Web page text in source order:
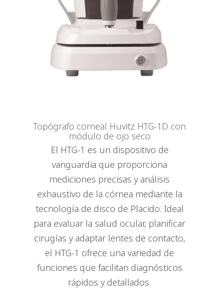
Topógrafo corneal Huvitz HTG-1D con
módulo de ojo seco
El HTG-1 es un dispositivo de
vanguardia que proporciona
mediciones precisas y análisis
exhaustivo de la córnea mediante la
tecnología de disco de Placido. Ideal
para evaluar la salud ocular, planificar
cirugías y adaptar lentes de contacto,
el HTG-1 ofrece una variedad de
funciones que facilitan diagnósticos
rápidos y detallados.